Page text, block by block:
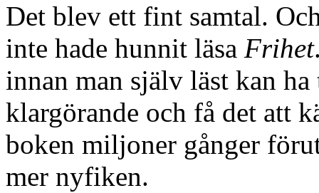
Det blev ett fint samtal.
inte hade hunnit läsa Frihet
innan man själv läst kan
klargörande och få det att
boken miljoner gånger
mer nyfiken.